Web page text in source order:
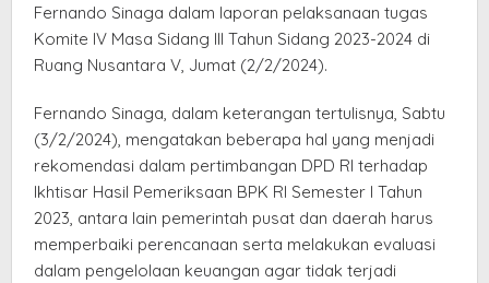
Fernando Sinaga dalam laporan pelaksanaan tugas
Komite IV Masa Sidang III Tahun Sidang 2023-2024 di
Ruang Nusantara V, Jumat (2/2/2024).
Fernando Sinaga, dalam keterangan tertulisnya, Sabtu
(3/2/2024), mengatakan beberapa hal yang menjadi
rekomendasi dalam pertimbangan DPD RI terhadap
Ikhtisar Hasil Pemeriksaan BPK RI Semester I Tahun
2023, antara lain pemerintah pusat dan daerah harus
memperbaiki perencanaan serta melakukan evaluasi
dalam pengelolaan keuangan agar tidak terjadi